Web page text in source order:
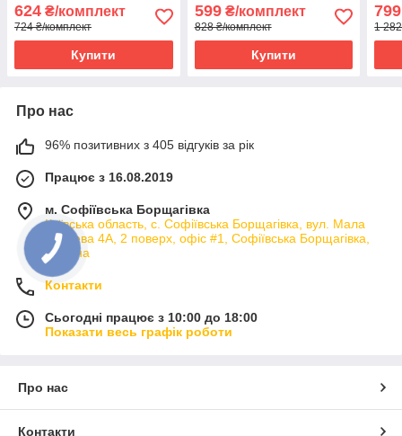
смартфона PUBG COD
Arena Breakout
624 ₴/комплект
724 ₴/комплект
Купити
PLAYCAT 3 пари (6 шт.)
599₴/комплект
828 ₴/комплект
Купити
6
799
1
Про нас
96% позитивних з 405 відгуків за рік
Працює з 16.08.2019
м. Софіївська Борщагівка
Київська область, с. Софіївська Борщагівка, вул. Мала
кільцева 4А, 2 поверх, офіс #1, Софіївська Борщагівка,
Україна
Контакти
Сьогодні працює з 10:00 до 18:00
Показати весь графік роботи
Про нас
Контакти